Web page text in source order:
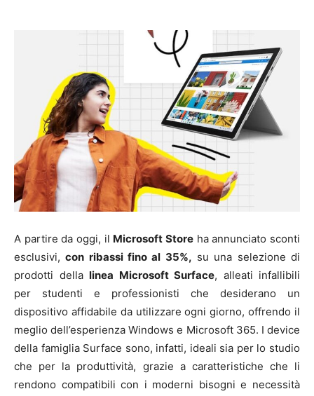
A partire da oggi, il Microsoft Store ha annunciato sconti
esclusivi,con ribassi fino al 35%, su una selezione di
prodotti della linea Microsoft Surface, alleati infallibili
per studenti e professionisti che desiderano un
dispositivo affidabile da utilizzare ogni giorno, offrendo il
meglio dell’esperienza Windows e Microsoft 365. I device
della famiglia Surface sono, infatti, ideali sia per lo studio
che per la produttività, grazie a caratteristiche che li
rendono compatibili con i moderni bisogni e necessità